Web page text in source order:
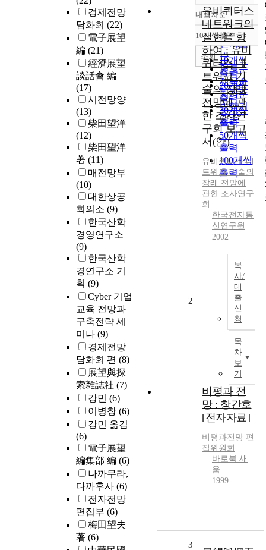
경제전망
담화회 (22)
電子展望
編 (21)
經濟展望
談話會 編
(17)
시전망양
(13)
柴田望洋
(12)
柴田望洋
著 (11)
매전망부
(10)
대한상공
회의소 (9)
한국산학
경영연구소
(9)
한국산학
경연구소 기
획 (9)
Cyber 기업
교육 전망과
구축전략 세
미나 (9)
경제전망
담화회 편 (8)
展望與探
索雜誌社 (7)
강민 (6)
이병창 (6)
강민 옮김
(6)
電子展望
編集部 編 (6)
나까무라,
다까후사 (6)
전자전망
편집부 (6)
梅田望夫
著 (6)
정확도
순
인기도
순
연도순
제목순
저자순
발행기
관순
내림차순
내림차순
10개씩 출력
10개씩
출력
20개씩
출력
30개씩
출력
50개씩
출력
100개씩
출력
조회
유비퀴터스
네트워크의
실현을 향
하여 : 유비
퀴터스 네
트워크 기
술의 장래
전망에 관
한 조사연
구회 보고
서(안)
유비퀴터스 네
트워크 기술의
장래 전망에
관한 조사연구
회
한국전자통
신연구원
2002
복
사/
대
출
신
청
목
차
보
기
2
비평과 전
망 : 창간호
[전자자료]
비평과전망 편
집위원회
바로북 새
움
1999
3